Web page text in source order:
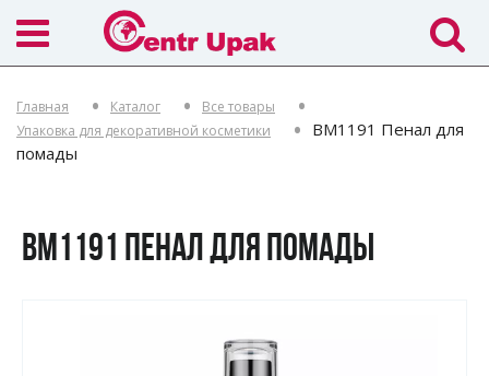
Главная Каталог
Все товары
Упаковка для декоративной косметики
BM1191 Пенал для
помады
BM1191 ПЕНАЛ ДЛЯ ПОМАДЫ